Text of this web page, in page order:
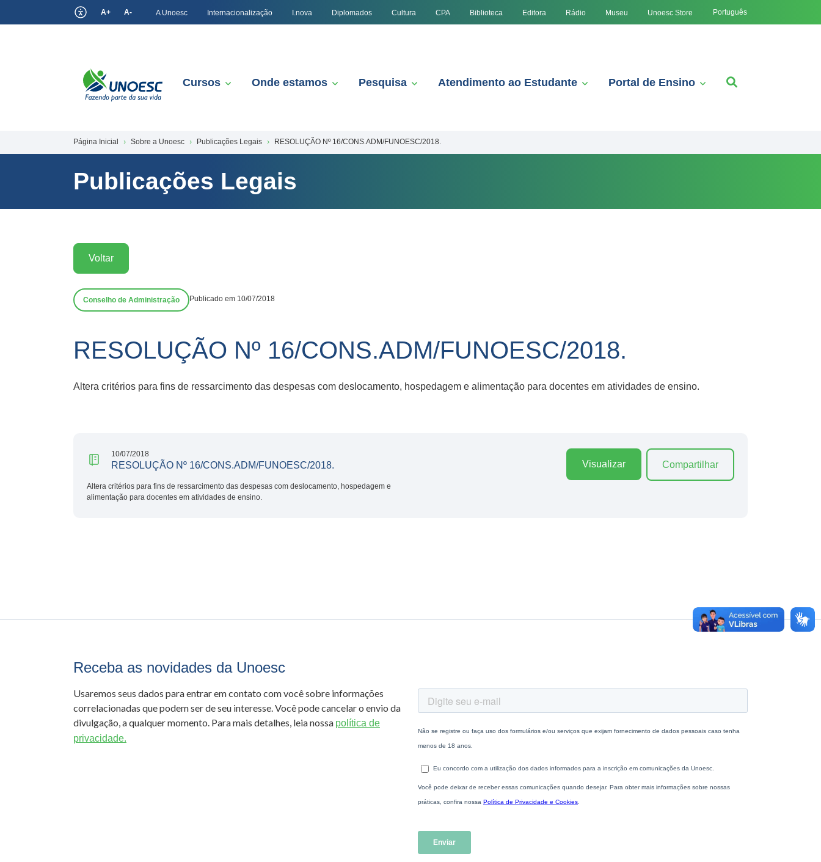
A+ A- A Unoesc Internacionalização I.nova Diplomados Cultura CPA Biblioteca Editora Rádio Museu Unoesc Store Português
Cursos Onde estamos Pesquisa Atendimento ao Estudante Portal de Ensino
Página Inicial Sobre a Unoesc Publicações Legais RESOLUÇÃO Nº 16/CONS.ADM/FUNOESC/2018.
Publicações Legais
Voltar
Conselho de Administração Publicado em 10/07/2018
RESOLUÇÃO Nº 16/CONS.ADM/FUNOESC/2018.
Altera critérios para fins de ressarcimento das despesas com deslocamento, hospedagem e alimentação para docentes em atividades de ensino.
10/07/2018
RESOLUÇÃO Nº 16/CONS.ADM/FUNOESC/2018.
Altera critérios para fins de ressarcimento das despesas com deslocamento, hospedagem e
alimentação para docentes em atividades de ensino.
Visualizar Compartilhar
Receba as novidades da Unoesc
Usaremos seus dados para entrar em contato com você sobre informações
correlacionadas que podem ser de seu interesse. Você pode cancelar o envio da
divulgação, a qualquer momento. Para mais detalhes, leia nossa política de
privacidade.